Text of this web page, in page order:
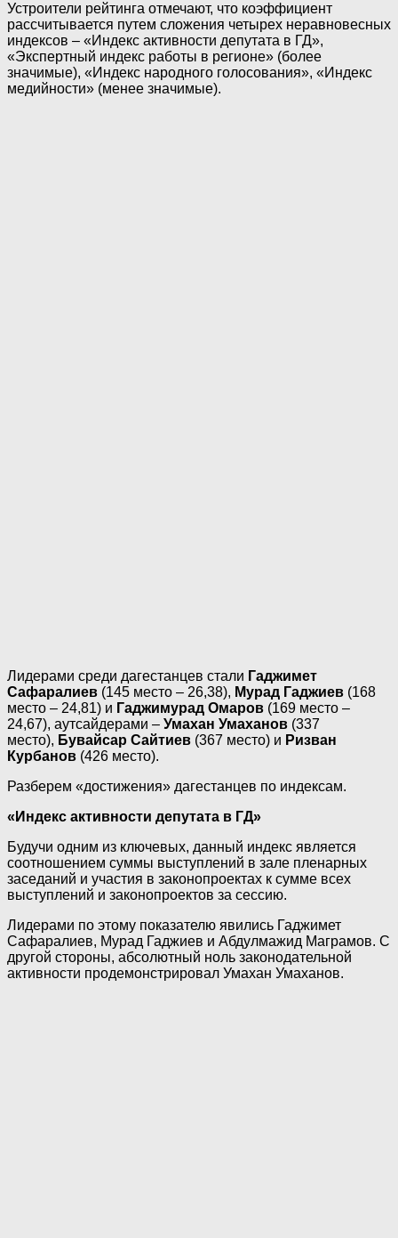
Устроители рейтинга отмечают, что коэффициент
рассчитывается путем сложения четырех неравновесных
индексов – «Индекс активности депутата в ГД»,
«Экспертный индекс работы в регионе» (более
значимые), «Индекс народного голосования», «Индекс
медийности» (менее значимые).
Лидерами среди дагестанцев стали Гаджимет
Сафаралиев (145 место – 26,38), Мурад Гаджиев (168
место – 24,81) и Гаджимурад Омаров (169 место –
24,67), аутсайдерами – Умахан Умаханов (337
место), Бувайсар Сайтиев (367 место) и Ризван
Курбанов (426 место).
Разберем «достижения» дагестанцев по индексам.
«Индекс активности депутата в ГД»
Будучи одним из ключевых, данный индекс является
соотношением суммы выступлений в зале пленарных
заседаний и участия в законопроектах к сумме всех
выступлений и законопроектов за сессию.
Лидерами по этому показателю явились Гаджимет
Сафаралиев, Мурад Гаджиев и Абдулмажид Маграмов. С
другой стороны, абсолютный ноль законодательной
активности продемонстрировал Умахан Умаханов.